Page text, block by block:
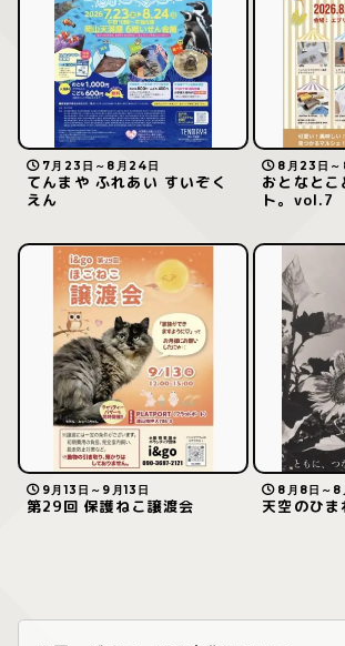
7月23日～8月24日
てんまや ふれあい すいぞく
えん
8月23日～
おとなとこ
ト。vol.7
9月13日～9月13日
第29回 保護ねこ譲渡会
8月8日～8
天空のひ